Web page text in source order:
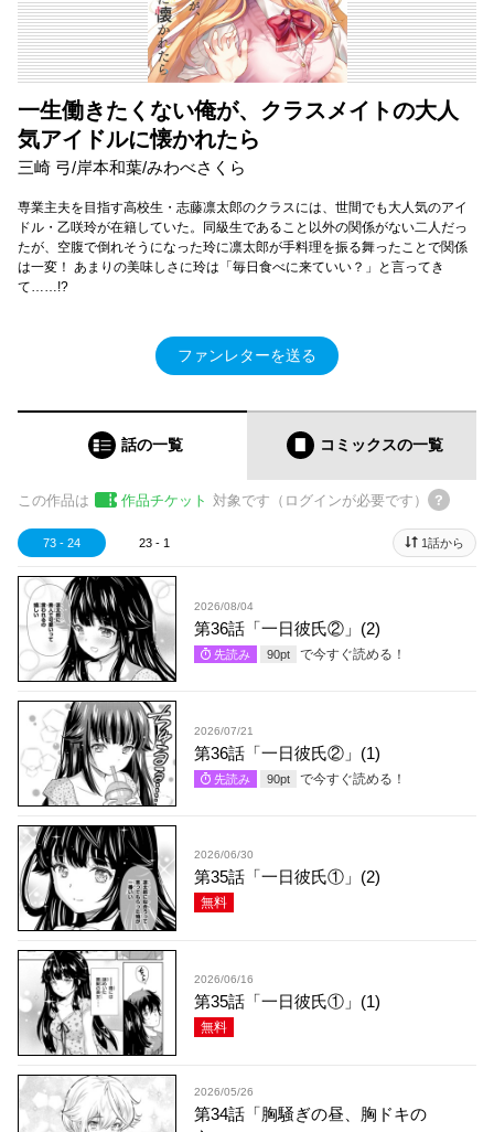
一生働きたくない俺が、クラスメイトの大人
気アイドルに懐かれたら
三崎 弓/岸本和葉/みわべさくら
専業主夫を目指す高校生・志藤凛太郎のクラスには、世間でも大人気のアイ
ドル・乙咲玲が在籍していた。同級生であること以外の関係がない二人だっ
たが、空腹で倒れそうになった玲に凛太郎が手料理を振る舞ったことで関係
は一変！ あまりの美味しさに玲は「毎日食べに来ていい？」と言ってき
て……!?
ファンレターを送る
話の一覧 コミックスの一覧
この作品は 作品チケット 対象です（ログインが必要です）
73 - 24 23 - 1 1話から
2026/08/04
第36話「一日彼氏②」(2)
先読み 90pt で今すぐ読める！
2026/07/21
第36話「一日彼氏②」(1)
先読み 90pt で今すぐ読める！
2026/06/30
第35話「一日彼氏①」(2)
無料
2026/06/16
第35話「一日彼氏①」(1)
無料
2026/05/26
第34話「胸騒ぎの昼、胸ドキの